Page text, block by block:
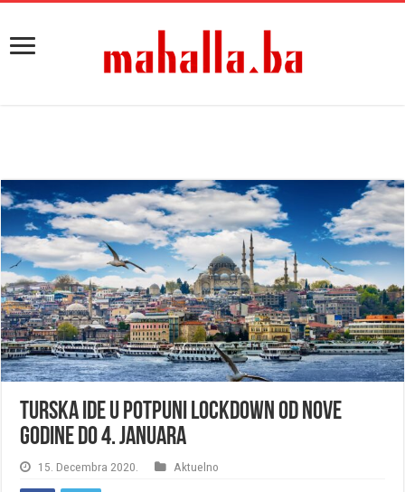
Turska ide u potpuni lockdown od Nove
godine do 4. januara
15. Decembra 2020. Aktuelno